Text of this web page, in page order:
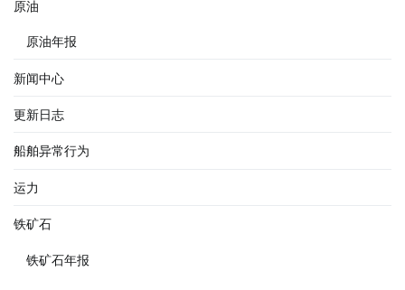
原油
原油年报
新闻中心
更新日志
船舶异常行为
运力
铁矿石
铁矿石年报